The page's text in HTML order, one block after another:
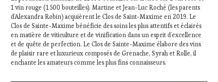
1 vin rouge (1 500 bouteilles). Martine et Jean-Luc Roché (les parents
d’Alexandra Robin) acquièrent le Clos de Saint-Maxime en 2019. Le
Clos de Sainte-Maxime bénéficie des soins les plus attentifs et éclairés
en matière de viticulture et de vinification dans un esprit d’excellence
et de quête de perfection. Le Clos de Sainte-Maxime élabore des vins
de plaisir rare et luxurieux composés de Grenache, Syrah et Rolle, il
enchante les amateurs comme les plus fins connaisseurs.